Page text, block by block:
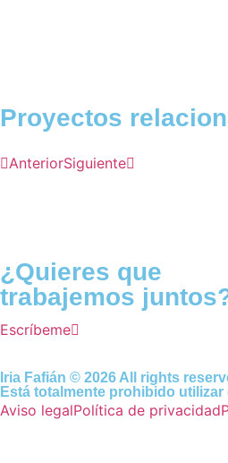
Proyectos
AnteriorSiguiente
¿Quieres que
trabajemos
Escríbeme
Iria Fafián © 2026 All rights
Está totalmente prohibido
Aviso legalPolítica de privacidad